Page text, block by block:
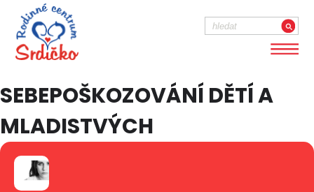
SEBEPOŠKOZOVÁNÍ DĚTÍ A
MLADISTVÝCH